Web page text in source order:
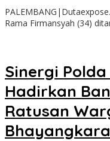
Rama Firmansyah (34)
Sinergi
Hadirkan
Ratusan